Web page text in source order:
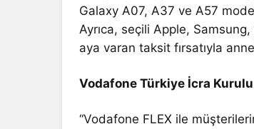
Galaxy A07, A37 ve A57
Ayrıca, seçili Apple,
aya varan taksit fırsatıyla
Vodafone Türkiye İcra Kurulu
“Vodafone FLEX ile